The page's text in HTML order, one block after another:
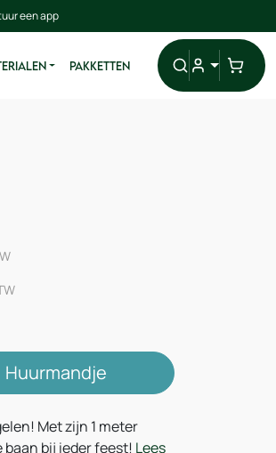
een app
PAKKETTEN
Huurmandje
Met zijn 1 meter
baan bij ieder feest! Lees